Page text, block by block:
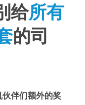
给所有
的司
伴们额外的奖